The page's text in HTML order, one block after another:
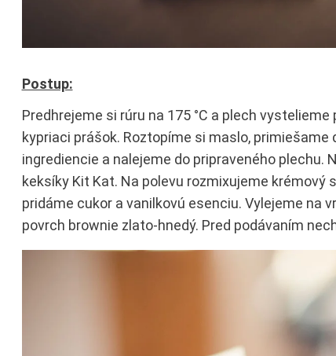
Postup:
Predhrejeme si rúru na 175 °C a plech
kypriaci prášok. Roztopíme si maslo,
ingrediencie a nalejeme do pripraveného plechu.
keksíky Kit Kat. Na polevu rozmixujeme krémový
pridáme cukor a vanilkovú esenciu. Vylejeme na
povrch brownie zlato‐hnedý. Pred podávaním